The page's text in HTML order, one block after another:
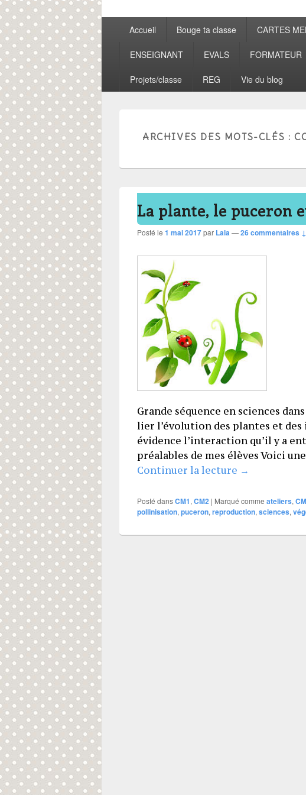
MenuAccueil Bouge ta classe CARTES
ENSEIGNANT EVALS FORMATEUR
Projets/classe REG Vie du blog
ARCHIVES DES MOTS-CLÉS :
La plante, le puceron
Posté le 1 mai 2017par Lala—26 commentaires ↓
Grande séquence en sciences
lier l’évolution des plantes et
évidence l’interaction qu’il y a
préalables de mes élèves Voici
Continuer la lecture La plante, le
→
Posté dansCM1, CM2 | Marqué comme ateliers,
pollinisation, puceron, reproduction, sciences,